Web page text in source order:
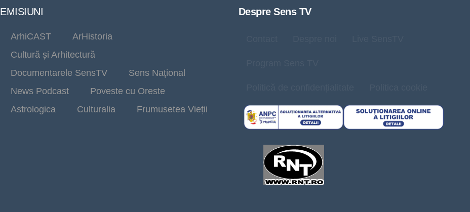
EMISIUNI
ArhiCAST
ArHistoria
Cultură și Arhitectură
Documentarele SensTV
Sens Național
News Podcast
Poveste cu Oreste
Astrologica
Culturalia Frumusetea Vieții
Despre Sens TV